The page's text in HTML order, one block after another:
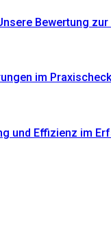
Bewertung
im
und Effizienz im